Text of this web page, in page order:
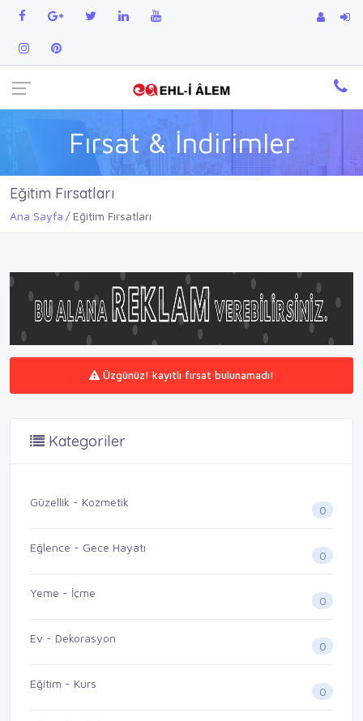
Fırsat & İndirimler
Eğitim Fırsatları
Ana Sayfa Eğitim Fırsatları
Üzgünüz! kayıtlı fırsat bulunamadı!
Kategoriler
Güzellik - Kozmetik
0
Eğlence - Gece Hayatı
0
Yeme - İçme
0
Ev - Dekorasyon
0
Eğitim - Kurs
0